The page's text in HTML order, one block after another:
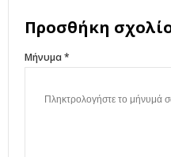
Προσθήκη
Μήνυμα *